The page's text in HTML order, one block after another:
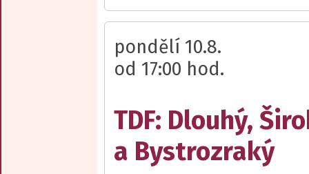
pondělí 10.8.
od 17:00 hod.
TDF: Dlouhý,
a Bystrozraký